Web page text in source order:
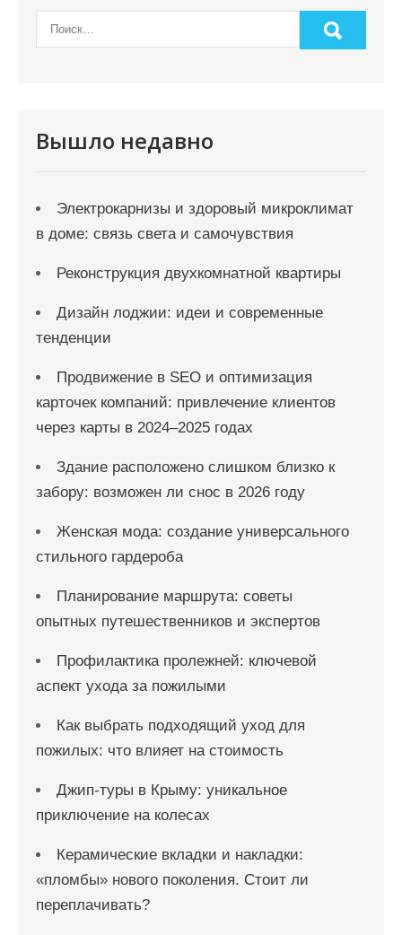
м
Вышло недавно
Электрокарнизы и здоровый микроклимат
в доме: связь света и самочувствия
Реконструкция двухкомнатной квартиры
Дизайн лоджии: идеи и современные
тенденции
Продвижение в SEO и оптимизация
карточек компаний: привлечение клиентов
через карты в 2024–2025 годах
Здание расположено слишком близко к
забору: возможен ли снос в 2026 году
Женская мода: создание универсального
стильного гардероба
Планирование маршрута: советы
опытных путешественников и экспертов
Профилактика пролежней: ключевой
аспект ухода за пожилыми
Как выбрать подходящий уход для
пожилых: что влияет на стоимость
Джип-туры в Крыму: уникальное
приключение на колесах
Керамические вкладки и накладки:
«пломбы» нового поколения. Стоит ли
переплачивать?